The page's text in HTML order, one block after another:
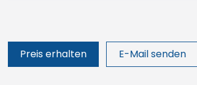
Preis erhalten E-Mail senden